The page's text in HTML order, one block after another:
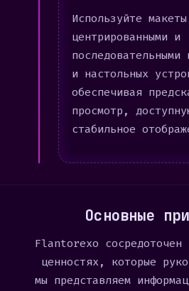
Используйте
центрированными и
последовательными
и настольных
обеспечивая
просмотр,
стабильное
Основные
Flantorexo сосредоточен
ценностях, которые
мы представляем